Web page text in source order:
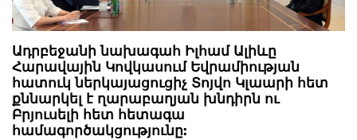
Ադրբեջանի նախագահ Իլհամ Ալիևը
Հարավային Կովկասում Եվրամիության
հատուկ ներկայացուցիչ Տոյվո Կլաարի հետ
քննարկել է ղարաբաղյան խնդիրն ու
Բրյուսելի հետ հետագա
համագործակցությունը: